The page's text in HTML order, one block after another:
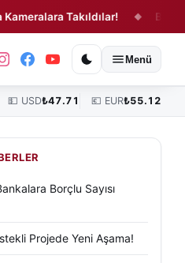
Takıldılar! ◆ Büyük
Sivas Vefat Edenler Köşe
Menü
💵 USD₺47.71 💶 EUR₺55.12
Borçlu Sayısı
Projede Yeni Aşama!